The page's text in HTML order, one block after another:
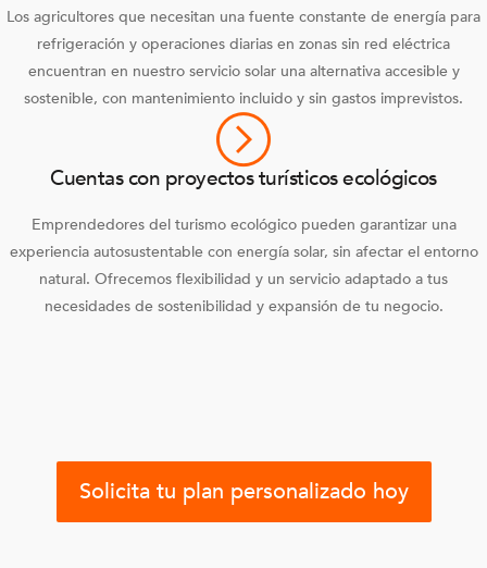
Los agricultores que necesitan una fuente constante de energía para
refrigeración y operaciones diarias en zonas sin red eléctrica
encuentran en nuestro servicio solar una alternativa accesible y
sostenible, con mantenimiento incluido y sin gastos imprevistos.
Cuentas con proyectos turísticos ecológicos
Emprendedores del turismo ecológico pueden garantizar una
experiencia autosustentable con energía solar, sin afectar el entorno
natural. Ofrecemos flexibilidad y un servicio adaptado a tus
necesidades de sostenibilidad y expansión de tu negocio.
Solicita tu plan personalizado hoy